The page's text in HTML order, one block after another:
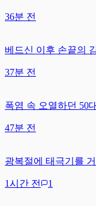
36분 전
베드신 이후 손끝의
37분 전
폭염 속 오열하던 50
47분 전
광복절에 태극기를
1시간 전 1